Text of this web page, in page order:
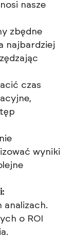
nasze
zbędne
najbardziej
czas
wyniki
analizach.
o ROI